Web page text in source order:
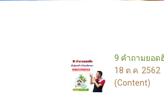
9 คำถามยอด
18 ต.ค. 2562
(Content)